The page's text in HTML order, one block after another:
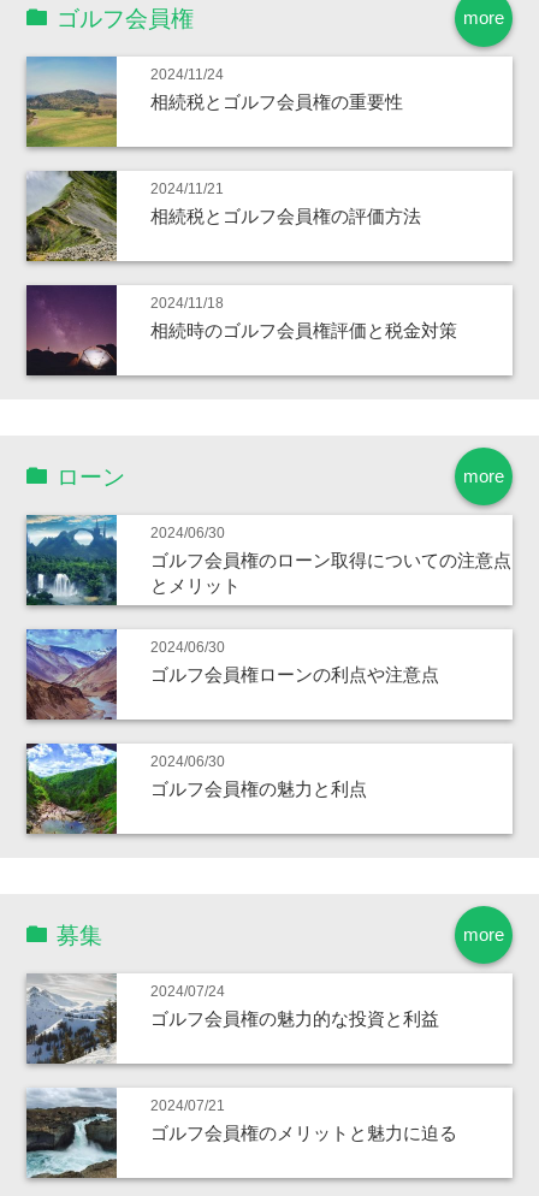
more
ゴルフ会員権
2024/11/24
相続税とゴルフ会員権の重要性
2024/11/21
相続税とゴルフ会員権の評価方法
2024/11/18
相続時のゴルフ会員権評価と税金対策
more
ローン
2024/06/30
ゴルフ会員権のローン取得についての注意点
とメリット
2024/06/30
ゴルフ会員権ローンの利点や注意点
2024/06/30
ゴルフ会員権の魅力と利点
more
募集
2024/07/24
ゴルフ会員権の魅力的な投資と利益
2024/07/21
ゴルフ会員権のメリットと魅力に迫る